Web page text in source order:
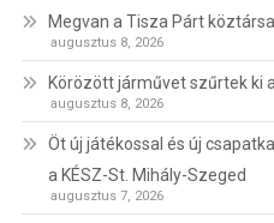
Megvan a Tisza Párt
augusztus 8, 2026
Körözött járművet szűrtek ki
augusztus 8, 2026
Öt új játékossal és új
a KÉSZ-St. Mihály-Szeged
augusztus 7, 2026